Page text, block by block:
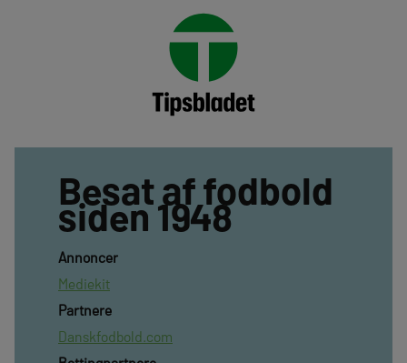
Besat af fodbold
siden 1948
Annoncer
Mediekit
Partnere
Danskfodbold.com